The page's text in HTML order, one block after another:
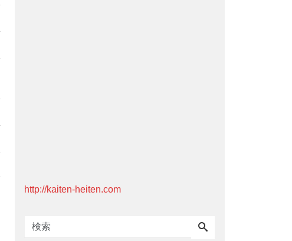
http://kaiten-heiten.com